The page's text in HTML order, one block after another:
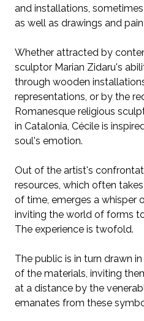
and installations,
as well as drawings and
Whether attracted by
sculptor Marian Zidaru's
through wooden
representations, or by the
Romanesque religious
in Catalonia, Cécile is
soul's emotion.
Out of the artist's
resources, which often
of time, emerges a whisper
inviting the world of forms
The experience is twofold.
The public is in turn drawn
of the materials, inviting
at a distance by the
emanates from these